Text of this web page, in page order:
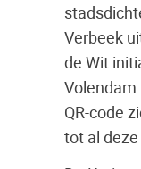
Verbeek
de Wit
QR-code
tot al deze